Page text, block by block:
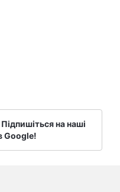
на наші
Google!